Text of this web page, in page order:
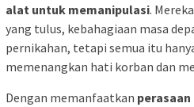
alat untuk memanipulasi.
yang tulus, kebahagiaan masa
pernikahan, tetapi semua itu
memenangkan hati korban dan
Dengan memanfaatkan